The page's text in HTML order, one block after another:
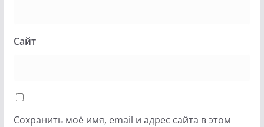
Сайт
Сохранить моё имя, email и адрес сайта в этом